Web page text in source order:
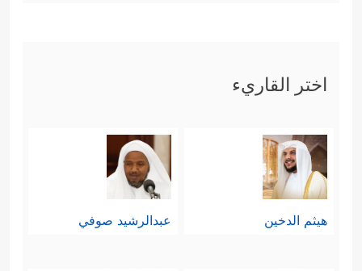
اختر القاريء
هيثم الدخين عبدالرشيد صوفي